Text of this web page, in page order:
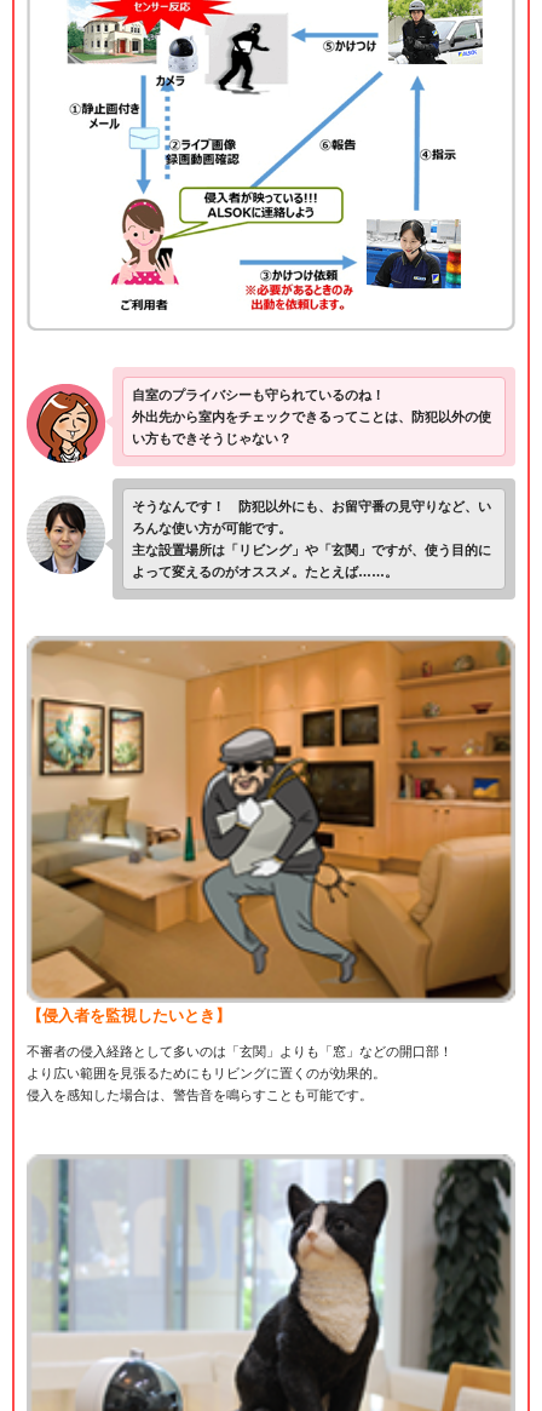
自室のプライバシーも守られているのね！
外出先から室内をチェックできるってことは、防犯以外の使
い方もできそうじゃない？
そうなんです！ 防犯以外にも、お留守番の見守りなど、い
ろんな使い方が可能です。
主な設置場所は「リビング」や「玄関」ですが、使う目的に
よって変えるのがオススメ。たとえば……。
【侵入者を監視したいとき】
不審者の侵入経路として多いのは「玄関」よりも「窓」などの開口部！
より広い範囲を見張るためにもリビングに置くのが効果的。
侵入を感知した場合は、警告音を鳴らすことも可能です。